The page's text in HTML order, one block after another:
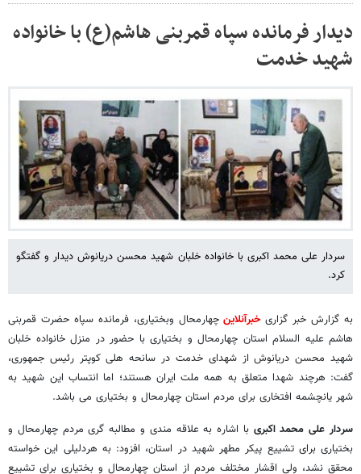
دیدار فرمانده سپاه قمربنی هاشم(ع) با خانواده
شهید خدمت
سردار علی محمد اکبری با خانواده خلبان شهید محسن دریانوش دیدار و گفتگو
کرد.
به گزارش خبر گزاریخبرآنلاینچهارمحال وبختیاری، فرمانده سپاه حضرت قمربنی
هاشم علیه السلام استان چهارمحال و بختیاری با حضور در منزل خانواده خلبان
شهید محسن دریانوش از شهدای خدمت در سانحه هلی کوپتر رئیس جمهوری،
گفت: هرچند شهدا متعلق به همه ملت ایران هستند؛ اما انتساب این شهید به
شهر یانچشمه افتخاری برای مردم استان چهارمحال و بختیاری می باشد.
سردار علی محمد اکبری با اشاره به علاقه مندی و مطالبه گری مردم چهارمحال و
بختیاری برای تشییع پیکر مطهر شهید در استان، افزود: به هردلیلی این خواسته
محقق نشد، ولی اقشار مختلف مردم از استان چهارمحال و بختیاری برای تشییع